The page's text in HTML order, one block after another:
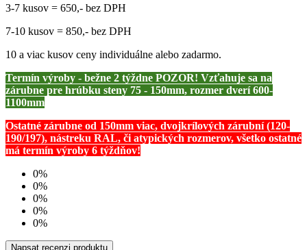
3-7 kusov = 650,- bez DPH
7-10 kusov = 850,- bez DPH
10 a viac kusov ceny individuálne alebo zadarmo.
Termín výroby - bežne 2 týždne POZOR! Vzťahuje sa na
zárubne pre hrúbku steny 75 - 150mm, rozmer dverí 600-
1100mm
Ostatné zárubne od 150mm viac, dvojkrílových zárubní (120-
190/197), nástreku RAL, či atypických rozmerov, všetko ostatné
má termín výroby 6 týždňov!
0%
0%
0%
0%
0%
Napsat recenzi produktu